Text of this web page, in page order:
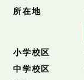
所在地
小学校区
中学校区